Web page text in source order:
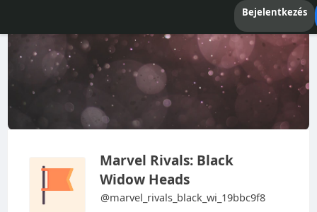
Bejelentkezés
Marvel Rivals: Black
Widow Heads
@marvel_rivals_black_wi_19bbc9f8